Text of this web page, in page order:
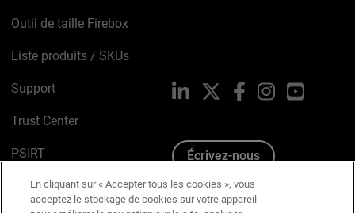
Outil de taille Firebox
Liste produits / SKUs
Support
Trust Center
PSIRT
Avis sur les cookies
LinkedIn FacebookInstagramYouTube
Écrivez-nous
En cliquant sur « Accepter tous les cookies », vous
acceptez le stockage de cookies sur votre appareil